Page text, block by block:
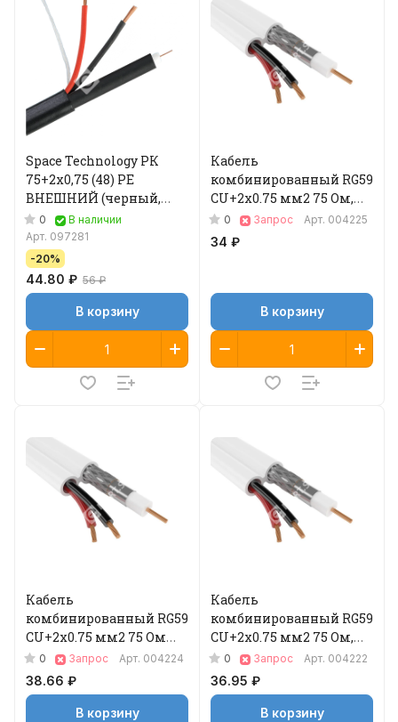
Space Technology РК
75+2х0,75 (48) PE
ВНЕШНИЙ (черный,
200м) Коаксиальный
кабель
0
В наличии
Арт. 097281
-20%
44.80 ₽ 56 ₽
В корзину
Кабель
комбинированный RG59
CU+2x0.75 мм2 75 Ом,
плоский, белый, 200 м
04-134
0 Запрос Арт. 004225
34 ₽
В корзину
Кабель
комбинированный RG59
CU+2x0.75 мм2 75 Ом
outdoor, 200 м 04-155
0 Запрос Арт. 004224
38.66 ₽
В корзину
Кабель
комбинированный RG59
CU+2x0.75 мм2 75 Ом,
белый, 200 м 04-120
0 Запрос Арт. 004222
36.95 ₽
В корзину